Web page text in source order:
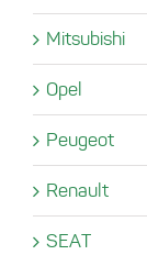
Mitsubishi
Opel
Peugeot
Renault
SEAT